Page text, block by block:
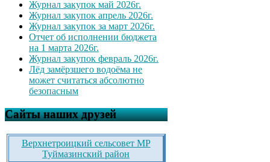
Журнал закупок май 2026г.
Журнал закупок апрель 2026г.
Журнал закупок за март 2026г.
Отчет об исполнении бюджета
на 1 марта 2026г.
Журнал закупок февраль 2026г.
Лёд замёрзшего водоёма не
может считаться абсолютно
безопасным
Сайты наших друзей
Верхнетроицкий сельсовет МР
Туймазинский район